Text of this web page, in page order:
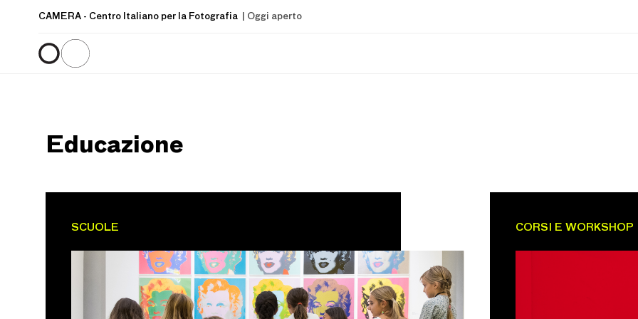
CAMERA - Centro Italiano per la Fotografia | Oggi aperto
Educazione
SCUOLE CORSI E WORKSHOP